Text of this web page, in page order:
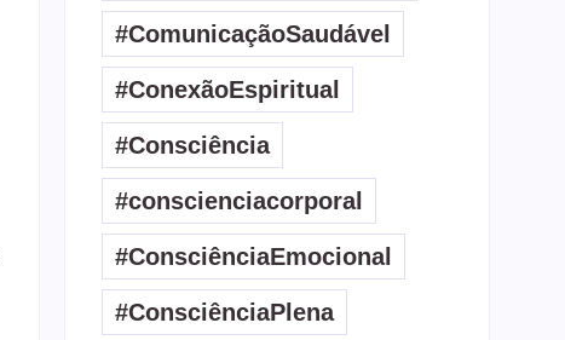
#ComunicaçãoSaudável
#ConexãoEspiritual
#Consciência
#conscienciacorporal
#ConsciênciaEmocional
#ConsciênciaPlena